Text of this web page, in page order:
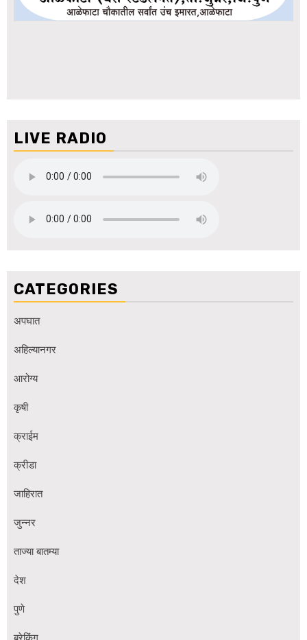
LIVE RADIO
CATEGORIES
अपघात
अहिल्यानगर
आरोग्य
कृषी
क्राईम
क्रीडा
जाहिरात
जुन्नर
ताज्या बातम्या
देश
पुणे